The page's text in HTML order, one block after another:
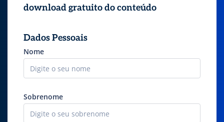
download gratuito do conteúdo
Dados Pessoais
Nome
Sobrenome